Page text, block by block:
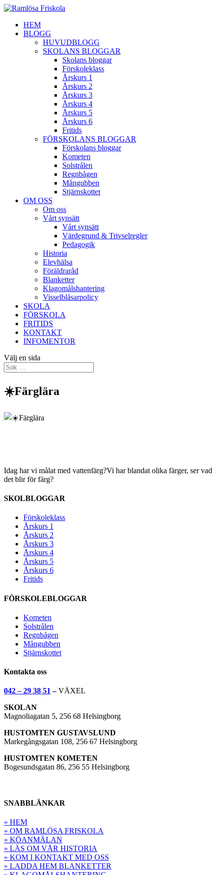
HEM
BLOGG
HUVUDBLOGG
SKOLANS BLOGGAR
Skolans bloggar
Förskoleklass
Årskurs 1
Årskurs 2
Årskurs 3
Årskurs 4
Årskurs 5
Årskurs 6
Fritids
FÖRSKOLANS BLOGGAR
Förskolans bloggar
Kometen
Solstrålen
Regnbågen
Mångubben
Stjärnskottet
OM OSS
Om oss
Vårt synsätt
Vårt synsätt
Värdegrund & Trivselregler
Pedagogik
Historia
Elevhälsa
Föräldraråd
Blanketter
Klagomålshantering
Visselblåsarpolicy
SKOLA
FÖRSKOLA
FRITIDS
KONTAKT
INFOMENTOR
Välj en sida
☀️Färglära
Idag har vi målat med vattenfärg?Vi har blandat olika färger, ser vad
det blir för färg?
SKOLBLOGGAR
Förskoleklass
Årskurs 1
Årskurs 2
Årskurs 3
Årskurs 4
Årskurs 5
Årskurs 6
Fritids
FÖRSKOLEBLOGGAR
Kometen
Solstrålen
Regnbågen
Mångubben
Stjärnskottet
Kontakta oss
042 – 29 38 51–VÄXEL
SKOLAN
Magnoliagatan 5, 256 68 Helsingborg
HUSTOMTEN GUSTAVSLUND
Markegångsgatan 108, 256 67 Helsingborg
HUSTOMTEN KOMETEN
Bogesundsgatan 86, 256 55 Helsingborg
SNABBLÄNKAR
» HEM
» OM RAMLÖSA FRISKOLA
» KÖANMÄLAN
» LÄS OM VÅR HISTORIA
» KOM I KONTAKT MED OSS
» LADDA HEM BLANKETTER